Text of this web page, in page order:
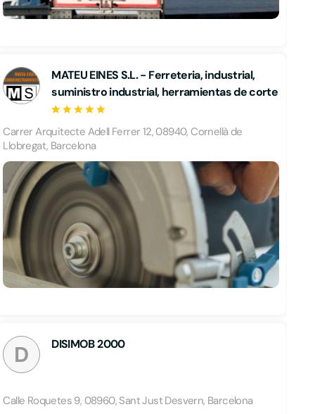
MATEU EINES S.L. - Ferreteria, industrial,
suministro industrial, herramientas de corte
Carrer Arquitecte Adell Ferrer 12, 08940, Cornellà de
Llobregat, Barcelona
D DISIMOB 2000
Calle Roquetes 9, 08960, Sant Just Desvern, Barcelona